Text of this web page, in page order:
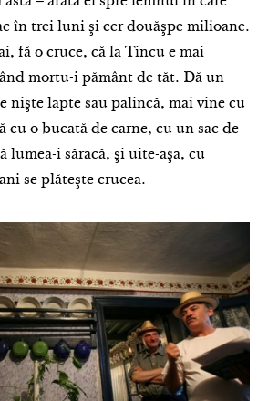
în trei luni şi cer douăşpe milioane.
fă o cruce, că la Tincu e mai
mortu-i pământ de tăt. Dă un
nişte lapte sau palincă, mai vine cu
cu o bucată de carne, cu un sac de
lumea-i săracă, şi uite-aşa, cu
se plăteşte crucea.